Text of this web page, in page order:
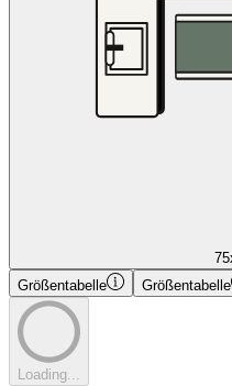
Größentabelle
Größentabelle
Loading...